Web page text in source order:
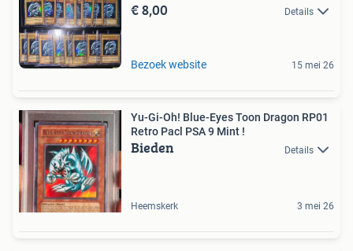
€ 8,00 Details
Bezoek website 15 mei 26
Yu-Gi-Oh! Blue-Eyes Toon Dragon RP01
Retro Pacl PSA 9 Mint !
Bieden Details
Heemskerk 3 mei 26